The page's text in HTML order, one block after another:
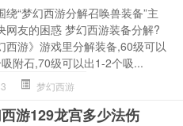
绕“梦幻西游分解召唤兽装备”主
网友的困惑 梦幻西游装备分解?
西游》游戏里分解装备,60级可以
附石,70级可以出1-2个吸...
梦幻西游
游129龙宫多少法伤